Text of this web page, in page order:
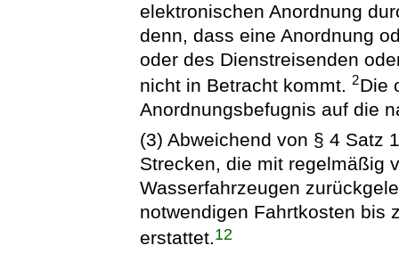
elektronischen Anordnung
denn, dass eine Anordnung
oder des Dienstreisenden
nicht in Betracht kommt.2Die
Anordnungsbefugnis auf die
(3) Abweichend von § 4 Satz
Strecken, die mit regelmäßig
Wasserfahrzeugen
notwendigen Fahrtkosten bis
erstattet.12